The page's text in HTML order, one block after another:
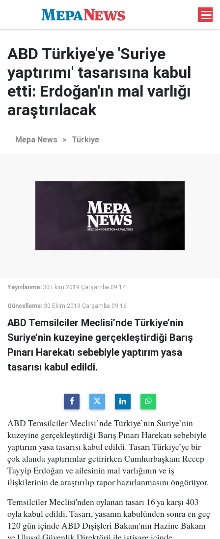
ABD Türkiye'ye 'Suriye
yaptırımı' tasarısına kabul
etti: Erdoğan'ın mal varlığı
araştırılacak
Mepa News > Türkiye
Yayınlanma: 30 Ekim 2019 Çarşamba 09:14
Güncelleme: 30 Ekim 2019 Çarşamba 09:16
ABD Temsilciler Meclisi’nde Türkiye’nin
Suriye’nin kuzeyine gerçekleştirdiği Barış
Pınarı Harekatı sebebiyle yaptırım yasa
tasarısı kabul edildi.
ABD Temsilciler Meclisi’nde Türkiye’nin Suriye’nin
kuzeyine gerçekleştirdiği Barış Pınarı Harekatı sebebiyle
yaptırım yasa tasarısı kabul edildi. Tasarı Türkiye’ye bir
çok alanda yaptırımlar getirirken Cumhurbaşkanı Recep
Tayyip Erdoğan ve ailesinin mal varlığının ve iş
ilişkilerinin de araştırılıp rapor hazırlanmasını öngörüyor.
Temsilciler Meclisi'nden oylanan tasarı 16'ya karşı 403
oyla kabul edildi. Tasarı, yasanın kabulünden sonra en geç
120 gün içinde ABD Dışişleri Bakanı'nın Hazine Bakanı